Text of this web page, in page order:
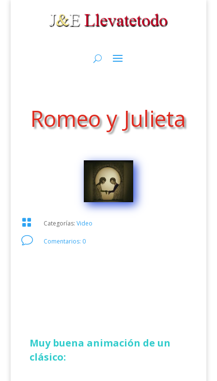
Romeo y Julieta
 Categorías: Video
v Comentarios: 0
Muy buena animación de un
clásico: